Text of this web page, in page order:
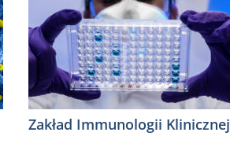
Zakład Immunologii Klinicznej